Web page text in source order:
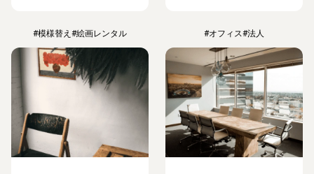
#模様替え #絵画レンタル #オフィス#法人